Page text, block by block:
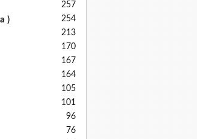
257
) 254
213
170
167
164
105
101
96
76